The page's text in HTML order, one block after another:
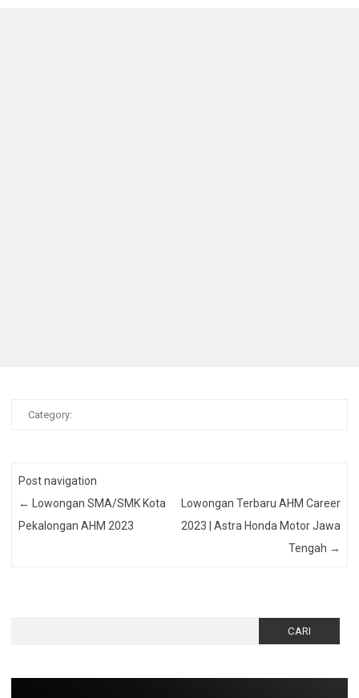
Category:
Post navigation
←
Lowongan SMA/SMK Kota
Pekalongan AHM 2023
Lowongan Terbaru AHM Career
2023 | Astra Honda Motor Jawa
Tengah →